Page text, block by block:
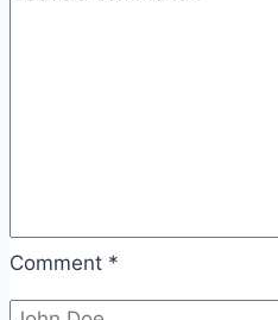
Comment *